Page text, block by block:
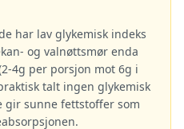
har lav glykemisk indeks
og valnøttsmør enda
4g per porsjon mot 6g i
talt ingen glykemisk
gir sunne fettstoffer som